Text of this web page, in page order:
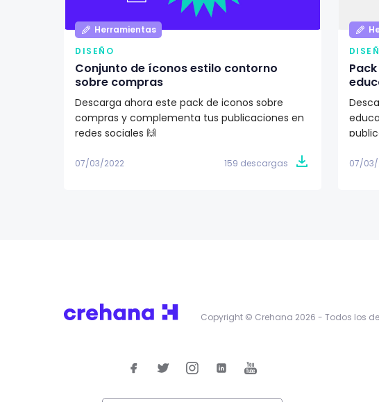
Herramientas
DISEÑO
Conjunto de íconos estilo contorno
sobre compras
Descarga ahora este pack de iconos sobre
compras y complementa tus publicaciones en
redes sociales 🙌
07/03/2022 159 descargas 07/03/
Copyright © Crehana 2026 - Todos los